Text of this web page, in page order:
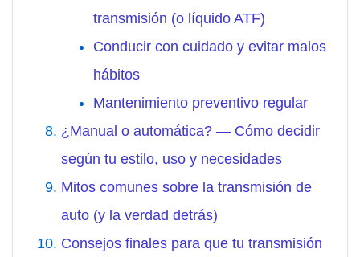
transmisión (o líquido ATF)
Conducir con cuidado y evitar malos
hábitos
Mantenimiento preventivo regular
¿Manual o automática? — Cómo decidir
según tu estilo, uso y necesidades
Mitos comunes sobre la transmisión de
auto (y la verdad detrás)
Consejos finales para que tu transmisión